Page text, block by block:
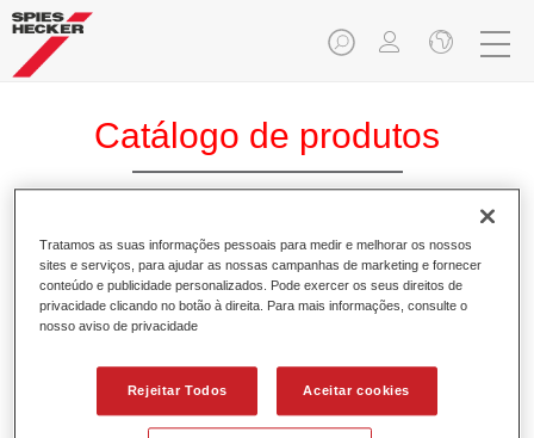
Catálogo de produtos
Permasolid® Express Surfacer
Accelerator 9250
Referência do artigo
4025331471318
Tratamos as suas informações pessoais para medir e melhorar os nossos
sites e serviços, para ajudar as nossas campanhas de marketing e fornecer
conteúdo e publicidade personalizados. Pode exercer os seus direitos de
privacidade clicando no botão à direita. Para mais informações, consulte o
nosso aviso de privacidade
Rejeitar Todos Aceitar cookies